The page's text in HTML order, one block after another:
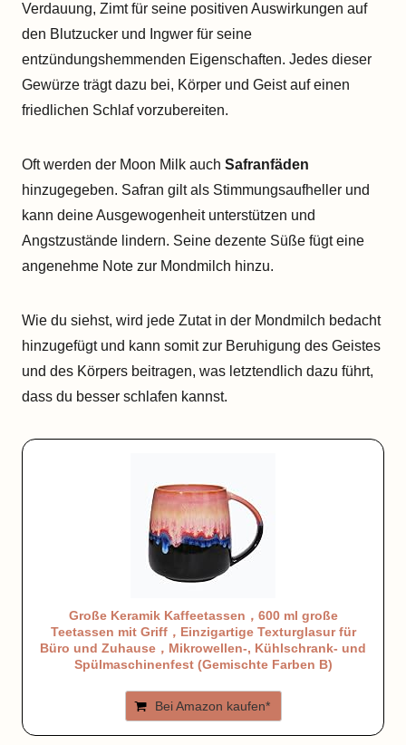
Verdauung, Zimt für seine positiven Auswirkungen auf
den Blutzucker und Ingwer für seine
entzündungshemmenden Eigenschaften. Jedes dieser
Gewürze trägt dazu bei, Körper und Geist auf einen
friedlichen Schlaf vorzubereiten.
Oft werden der Moon Milk auch Safranfäden
hinzugegeben. Safran gilt als Stimmungsaufheller und
kann deine Ausgewogenheit unterstützen und
Angstzustände lindern. Seine dezente Süße fügt eine
angenehme Note zur Mondmilch hinzu.
Wie du siehst, wird jede Zutat in der Mondmilch bedacht
hinzugefügt und kann somit zur Beruhigung des Geistes
und des Körpers beitragen, was letztendlich dazu führt,
dass du besser schlafen kannst.
Große Keramik Kaffeetassen，600 ml große
Teetassen mit Griff，Einzigartige Texturglasur für
Büro und Zuhause，Mikrowellen-, Kühlschrank- und
Spülmaschinenfest (Gemischte Farben B)
Bei Amazon kaufen*